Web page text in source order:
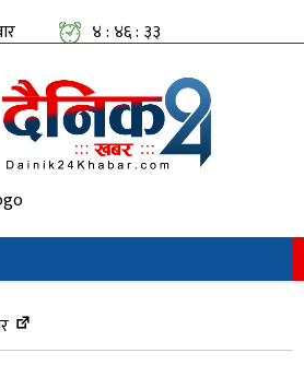
४ : ४६ : ३४
सामाजिक संजालतिर: